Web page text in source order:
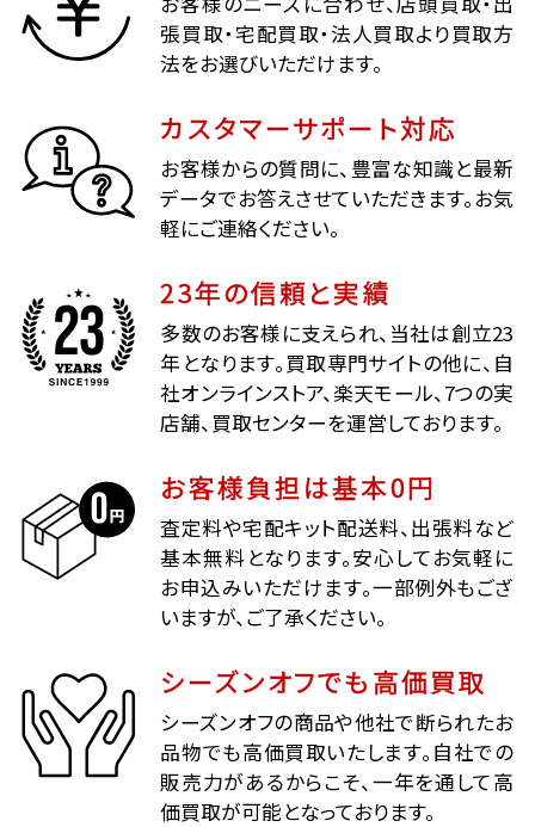
張買取・宅配買取・法人買取より買取方
法をお選びいただけます。
カスタマーサポート対応
お客様からの質問に、豊富な知識と最新
データでお答えさせていただきます。お気
軽にご連絡ください。
23年の信頼と実績
多数のお客様に支えられ、当社は創立23
年となります。買取専門サイトの他に、自
社オンラインストア、楽天モール、7つの実
店舗、買取センターを運営しております。
お客様負担は基本0円
査定料や宅配キット配送料、出張料など
基本無料となります。安心してお気軽に
お申込みいただけます。一部例外もござ
いますが、ご了承ください。
シーズンオフでも高価買取
シーズンオフの商品や他社で断られたお
品物でも高価買取いたします。自社での
販売力があるからこそ、一年を通して高
価買取が可能となっております。